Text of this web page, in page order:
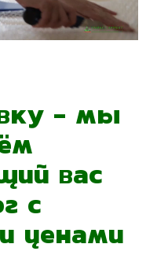
- мы
вас
с
ценами